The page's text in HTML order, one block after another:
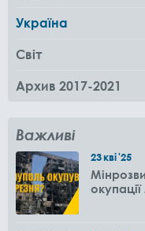
Україна
Світ
Архив 2017-2021
Важливі
23кві'25